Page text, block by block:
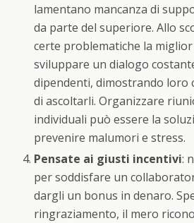
lamentano mancanza di
da parte del superiore. Allo
certe problematiche la miglior
sviluppare un dialogo
dipendenti, dimostrando loro
di ascoltarli. Organizzare
individuali può essere la
prevenire malumori e stress.
Pensate ai giusti incentivi:
per soddisfare un
dargli un bonus in denaro.
ringraziamento, il mero